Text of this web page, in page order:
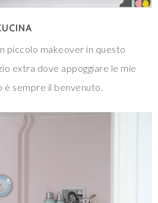
piccolo makeover in questo
extra dove appoggiare le mie
sempre il benvenuto.